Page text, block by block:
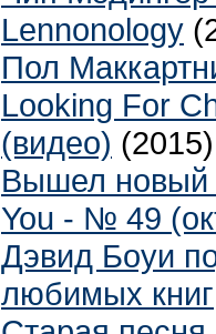
Lennonology
Пол
Looking For
(видео) (2015)
Вышел новый
You - № 49
Дэвид Боуи
любимых книг